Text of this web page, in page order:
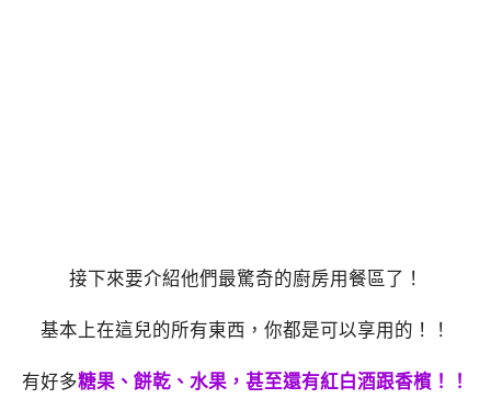
接下來要介紹他們最驚奇的廚房用餐區了！
基本上在這兒的所有東西，你都是可以享用的！！
有好多糖果、餅乾、水果，甚至還有紅白酒跟香檳！！